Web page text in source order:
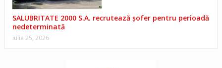
SALUBRITATE 2000 S.A. recrutează șofer pentru perioadă
nedeterminată
iulie 25, 2026